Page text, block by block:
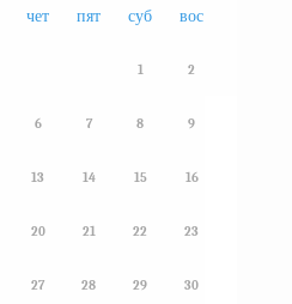
чет пят суб вос
1 2
6 7 8 9
13 14 15 16
20 21 22 23
27 28 29 30